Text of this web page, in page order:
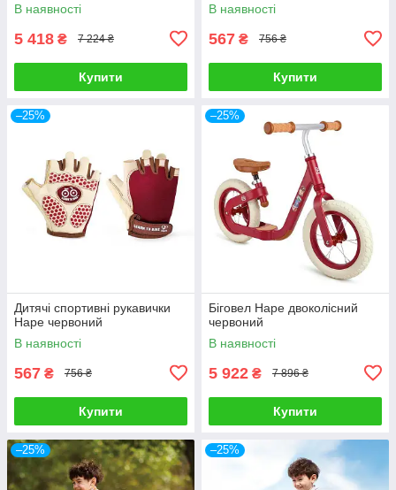
В наявності
5 418 ₴ 7 224 ₴
Купити
В наявності
567 ₴ 756 ₴
Купити
–25%
Дитячі спортивні рукавички
Hape червоний
В наявності
567 ₴ 756 ₴
Купити
–25%
Біговел Hape двоколісний
червоний
В наявності
5 922 ₴ 7 896 ₴
Купити
–25% –25%